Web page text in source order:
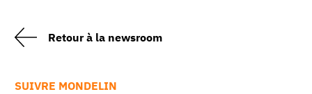
Retour à la newsroom
SUIVRE MONDELIN